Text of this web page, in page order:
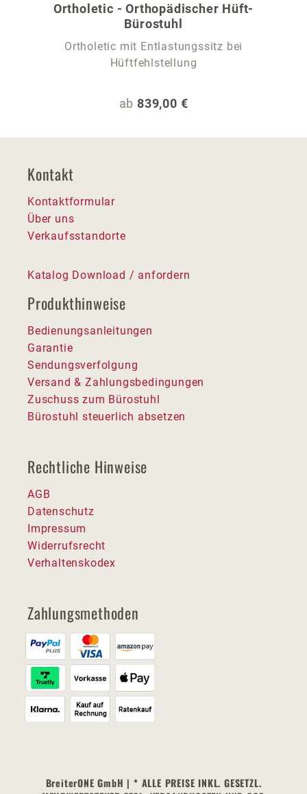
Ortholetic - Orthopädischer Hüft-
Bürostuhl
Ortholetic mit Entlastungssitz bei
Hüftfehlstellung
Regulärer Preis:
ab 839,00 €
Kontakt
Kontaktformular
Über uns
Verkaufsstandorte
Katalog Download / anfordern
Produkthinweise
Bedienungsanleitungen
Garantie
Sendungsverfolgung
Versand & Zahlungsbedingungen
Zuschuss zum Bürostuhl
Bürostuhl steuerlich absetzen
Rechtliche Hinweise
AGB
Datenschutz
Impressum
Widerrufsrecht
Verhaltenskodex
Zahlungsmethoden
BreiterONE GmbH | * ALLE PREISE INKL. GESETZL.